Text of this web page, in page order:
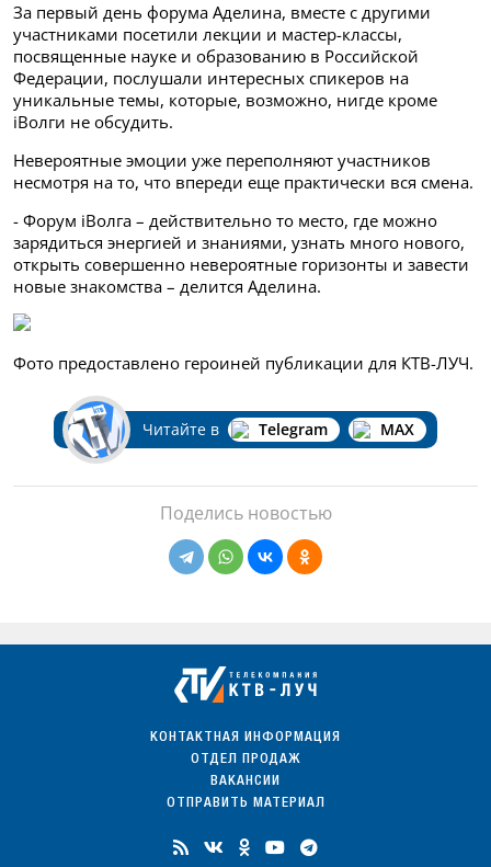
За первый день форума Аделина, вместе с другими
участниками посетили лекции и мастер-классы,
посвященные науке и образованию в Российской
Федерации, послушали интересных спикеров на
уникальные темы, которые, возможно, нигде кроме
iВолги не обсудить.
Невероятные эмоции уже переполняют участников
несмотря на то, что впереди еще практически вся смена.
- Форум iВолга – действительно то место, где можно
зарядиться энергией и знаниями, узнать много нового,
открыть совершенно невероятные горизонты и завести
новые знакомства – делится Аделина.
Фото предоставлено героиней публикации для КТВ-ЛУЧ.
Читайте в Telegram MAX
Поделись новостью
КОНТАКТНАЯ ИНФОРМАЦИЯ
ОТДЕЛ ПРОДАЖ
ВАКАНСИИ
ОТПРАВИТЬ МАТЕРИАЛ